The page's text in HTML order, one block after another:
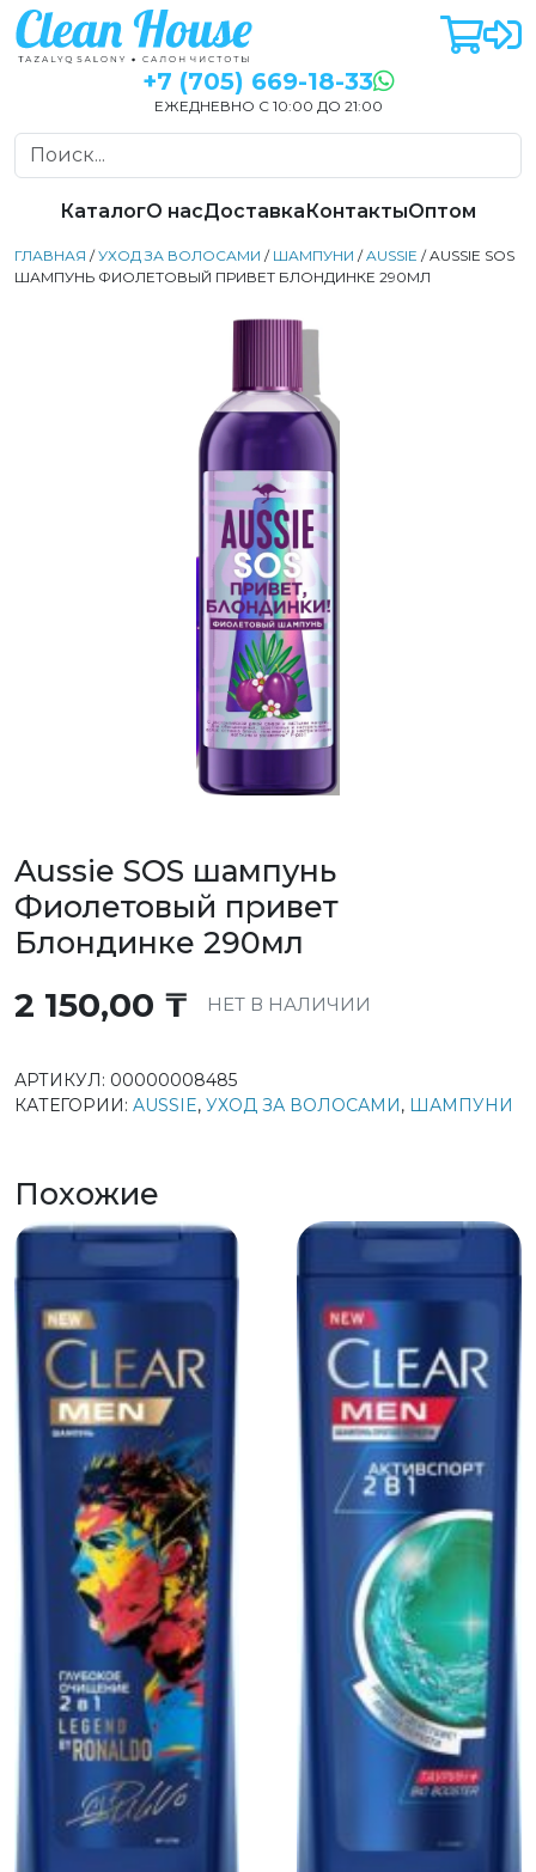
+7 (705) 669-18-33
ЕЖЕДНЕВНО С 10:00 ДО 21:00
КаталогО насДоставкаКонтактыОптом
ГЛАВНАЯ /УХОД ЗА ВОЛОСАМИ / ШАМПУНИ /AUSSIE / AUSSIE SOS
ШАМПУНЬ ФИОЛЕТОВЫЙ ПРИВЕТ БЛОНДИНКЕ 290МЛ
Aussie SOS шампунь
Фиолетовый привет
Блондинке 290мл
2 150,00 ₸ НЕТ В НАЛИЧИИ
АРТИКУЛ: 00000008485
КАТЕГОРИИ: AUSSIE, УХОД ЗА ВОЛОСАМИ, ШАМПУНИ
Похожие